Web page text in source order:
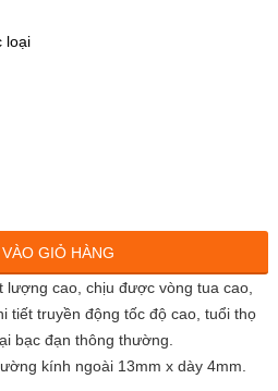
loại
GIỎ HÀNG
lượng cao, chịu được vòng tua cao,
tiết truyền động tốc độ cao, tuổi thọ
bạc đạn thông thường.
kính ngoài 13mm x dày 4mm.